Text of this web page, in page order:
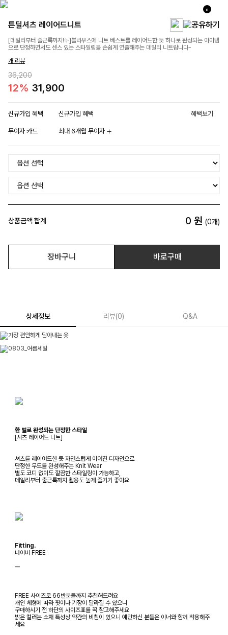
0
튼딜셔츠 레이어드니트
[데일리부터 출근룩까지!✨]블라우스에 니트 베스트를 레이어드한 듯 하나로 완성되는 아이템
으로 단정하면서도 센스 있는 스타일링을 손쉽게 연출해주는 데일리 니트랍니다-
개 리뷰
36,200
12% 31,900
신규가입 혜택 신규가입 혜택 혜택보기
무이자 카드 최대 6개월 무이자
상품금액 합계 0 원 (0개)
장바구니 바로구매
상세정보 리뷰(0) Q&A
한 벌로 완성되는 단정한 스타일
[셔츠 레이어드 니트]
셔츠를 레이어드한 듯 자연스럽게 이어진 디자인으로
단정한 무드를 완성해주는 Knit Wear
별도 코디 없이도 깔끔한 스타일링이 가능하고,
데일리부터 출근룩까지 활용도 높게 즐기기 좋아요
Fitting.
네이비 FREE
ㅡ
FREE 사이즈로 66반분들까지 추천해드려요
개인 체형에 따라 핏이나 기장이 달라질 수 있으니
구매하시기 전 하단의 사이즈표를 꼭 참고해주세요
밝은 컬러는 소재 특성상 약간의 비침이 있으니 예민하신 분들은 이너와 함께 착용해주
세요